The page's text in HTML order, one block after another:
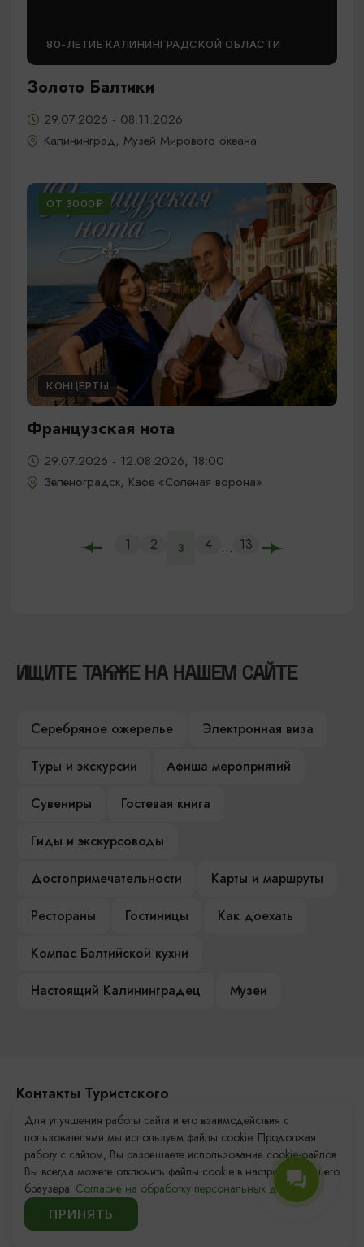
80-ЛЕТИЕ КАЛИНИНГРАДСКОЙ ОБЛАСТИ
Золото Балтики
29.07.2026 - 08.11.2026
Калининград, Музей Мирового океана
ОТ 3000₽
КОНЦЕРТЫ
Французская нота
29.07.2026 - 12.08.2026, 18:00
Зеленоградск, Кафе «Соленая ворона»
1 2 3 4 ... 13
ИЩИТЕ ТАКЖЕ НА НАШЕМ САЙТЕ
Серебряное ожерелье
Электронная виза
Туры и экскурсии
Афиша мероприятий
Сувениры
Гостевая книга
Гиды и экскурсоводы
Достопримечательности
Карты и маршруты
Рестораны
Гостиницы
Как доехать
Компас Балтийской кухни
Настоящий Калининградец
Музеи
Контакты Туристского
информационного центра
+7 (4012) 555-200
8 (800) 200-55-39
info@visit-kaliningrad.ru
Для улучшения работы сайта и его взаимодействия с
пользователями мы используем файлы cookie. Продолжая
работу с сайтом, Вы разрешаете использование cookie-файлов.
Вы всегда можете отключить файлы cookie в настройках Вашего
браузера. Согласие на обработку персональных данных.
ПРИНЯТЬ